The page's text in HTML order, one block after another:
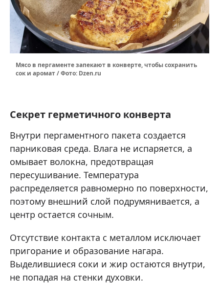
Мясо в пергаменте запекают в конверте, чтобы сохранить
сок и аромат / Фото: Dzen.ru
Секрет герметичного конверта
Внутри пергаментного пакета создается
парниковая среда. Влага не испаряется, а
омывает волокна, предотвращая
пересушивание. Температура
распределяется равномерно по поверхности,
поэтому внешний слой подрумянивается, а
центр остается сочным.
Отсутствие контакта с металлом исключает
пригорание и образование нагара.
Выделившиеся соки и жир остаются внутри,
не попадая на стенки духовки.